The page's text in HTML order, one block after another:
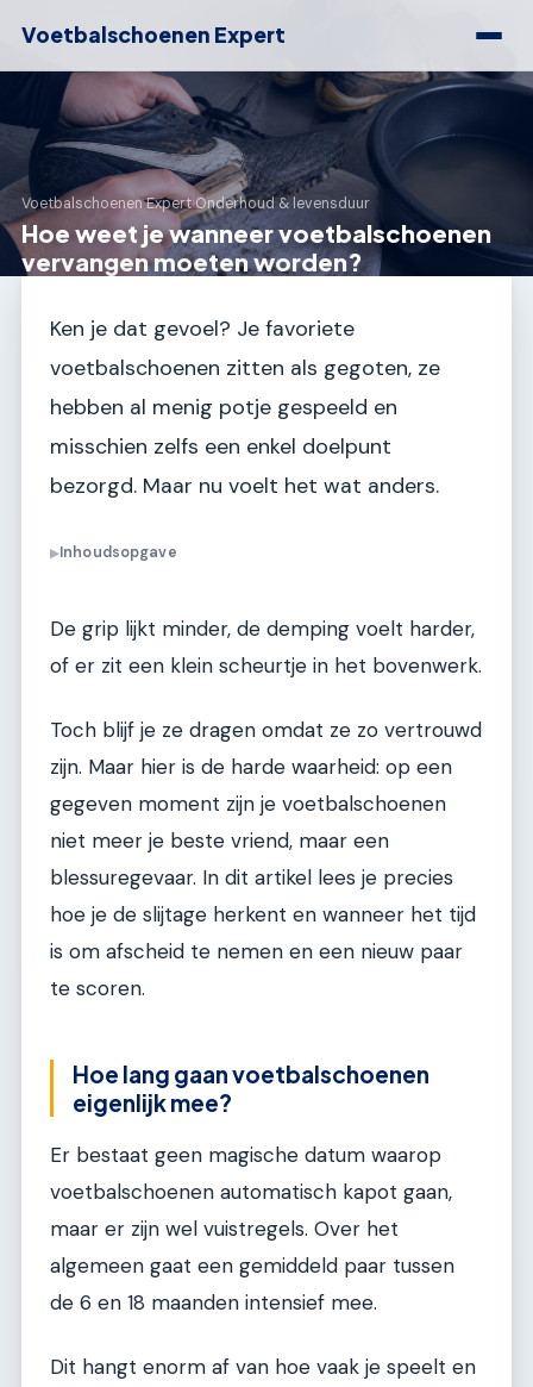
Voetbalschoenen Expert
Voetbalschoenen Expert›Onderhoud & levensduur
Hoe weet je wanneer voetbalschoenen
vervangen moeten worden?
Ken je dat gevoel? Je favoriete
voetbalschoenen zitten als gegoten, ze
hebben al menig potje gespeeld en
misschien zelfs een enkel doelpunt
bezorgd. Maar nu voelt het wat anders.
▶Inhoudsopgave
De grip lijkt minder, de demping voelt harder,
of er zit een klein scheurtje in het bovenwerk.
Toch blijf je ze dragen omdat ze zo vertrouwd
zijn. Maar hier is de harde waarheid: op een
gegeven moment zijn je voetbalschoenen
niet meer je beste vriend, maar een
blessuregevaar. In dit artikel lees je precies
hoe je de slijtage herkent en wanneer het tijd
is om afscheid te nemen en een nieuw paar
te scoren.
Hoe lang gaan voetbalschoenen
eigenlijk mee?
Er bestaat geen magische datum waarop
voetbalschoenen automatisch kapot gaan,
maar er zijn wel vuistregels. Over het
algemeen gaat een gemiddeld paar tussen
de 6 en 18 maanden intensief mee.
Dit hangt enorm af van hoe vaak je speelt en